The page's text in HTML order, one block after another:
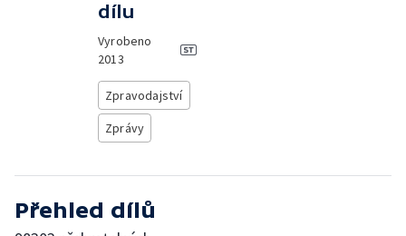
dílu
Vyrobeno
2013
Zpravodajství
Zprávy
Přehled dílů